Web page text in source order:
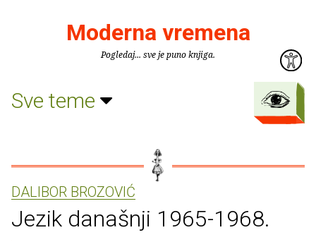
Moderna vremena
Pogledaj... sve je puno knjiga.
Sve teme
DALIBOR BROZOVIĆ
Jezik današnji 1965-1968.